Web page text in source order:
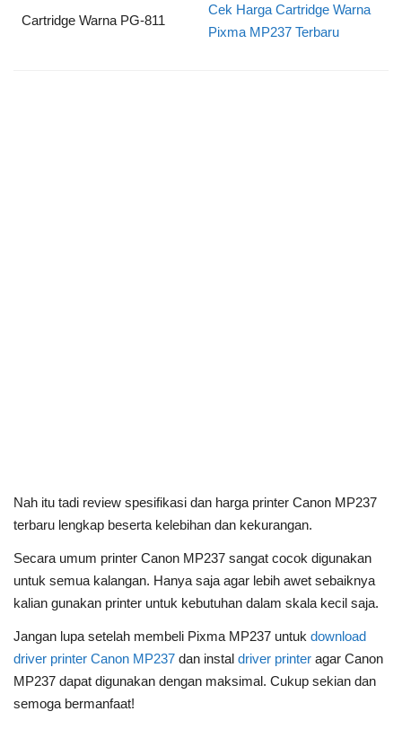
Cartridge Warna PG-811
Cek Harga Cartridge Warna
Pixma MP237 Terbaru
Nah itu tadi review spesifikasi dan harga printer Canon MP237
terbaru lengkap beserta kelebihan dan kekurangan.
Secara umum printer Canon MP237 sangat cocok digunakan
untuk semua kalangan. Hanya saja agar lebih awet sebaiknya
kalian gunakan printer untuk kebutuhan dalam skala kecil saja.
Jangan lupa setelah membeli Pixma MP237 untuk download
driver printer Canon MP237 dan instal driver printer agar Canon
MP237 dapat digunakan dengan maksimal. Cukup sekian dan
semoga bermanfaat!